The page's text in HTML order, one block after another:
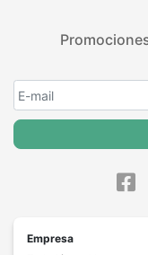
Empresa